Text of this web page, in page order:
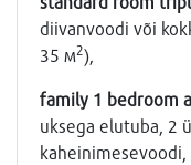
diivanvoodi või
35 м2),
family 1 bedroom
uksega elutuba, 2